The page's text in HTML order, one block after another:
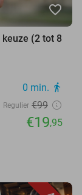
favorite_border
(2 tot 8
0 min. directions_walk
Regulier €99
€19,95